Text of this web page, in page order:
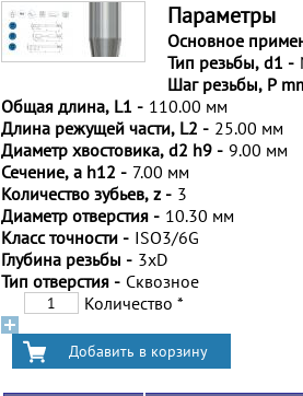
Параметры
Основное
Тип резьбы, d1 -
Шаг резьбы, P
Общая длина, L1 - 110.00 мм
Длина режущей части, L2 - 25.00 мм
Диаметр хвостовика, d2 h9 - 9.00 мм
Сечение, a h12 - 7.00 мм
Количество зубьев, z - 3
Диаметр отверстия - 10.30 мм
Класс точности - ISO3/6G
Глубина резьбы - 3xD
Тип отверстия - Сквозное
Количество *